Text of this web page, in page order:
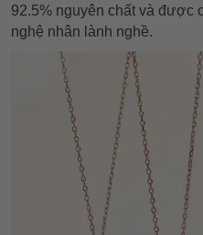
92.5% nguyên chất và được
nghệ nhân lành nghề.